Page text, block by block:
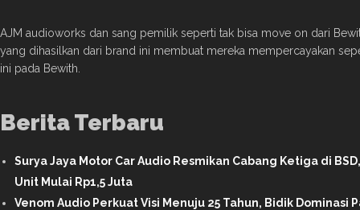
AJM audioworks dan sang pemilik seperti tak bisa move on dari
yang dihasilkan dari brand ini membuat mereka mempercayakan
ini pada Bewith.
Berita Terbaru
Surya Jaya Motor Car Audio Resmikan Cabang Ketiga di
Unit Mulai Rp1,5 Juta
Venom Audio Perkuat Visi Menuju 25 Tahun, Bidik Dominasi